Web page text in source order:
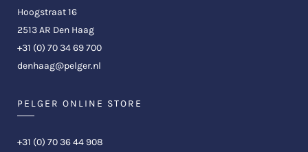
Hoogstraat 16
2513 AR Den Haag
+31 (0) 70 34 69 700
denhaag@pelger.nl
PELGER ONLINE STORE
+31 (0) 70 36 44 908